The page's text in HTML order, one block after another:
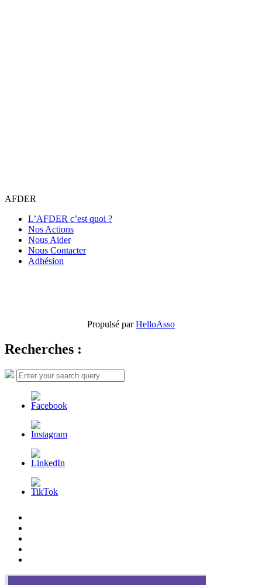
AFDER
L’AFDER c’est quoi ?
Nos Actions
Nous Aider
Nous Contacter
Adhésion
Propulsé parHelloAsso
Recherches :
Search
for:
Search